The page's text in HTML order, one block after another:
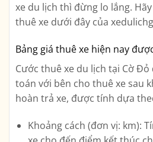
xe du lịch thì đừng lo lắng.
thuê xe dưới đây của
Bảng giá thuê xe hiện nay
Cước thuê xe du lịch tại Cờ
toán với bên cho thuê xe sau
hoàn trả xe, được tính dựa
Khoảng cách (đơn vị: km):